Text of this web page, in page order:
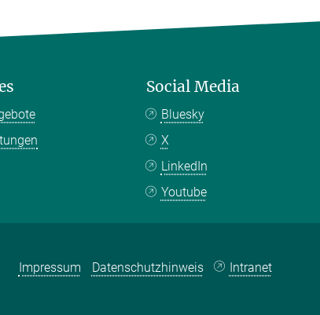
Social Media
Bluesky
X
LinkedIn
Youtube
Impressum Datenschutzhinweis Intranet